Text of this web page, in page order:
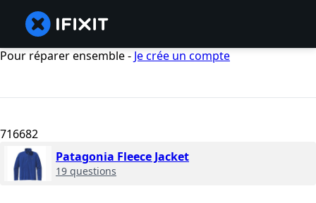
Pour réparer ensemble - Je crée un compte
716682
Patagonia Fleece Jacket
19 questions